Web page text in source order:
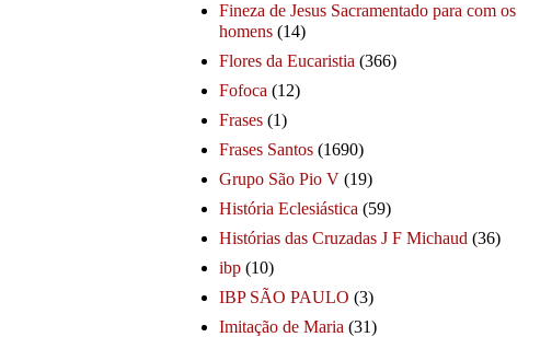
Fineza de Jesus Sacramentado para com os
homens (14)
Flores da Eucaristia (366)
Fofoca (12)
Frases (1)
Frases Santos (1690)
Grupo São Pio V (19)
História Eclesiástica (59)
Histórias das Cruzadas J F Michaud (36)
ibp (10)
IBP SÃO PAULO (3)
Imitação de Maria (31)